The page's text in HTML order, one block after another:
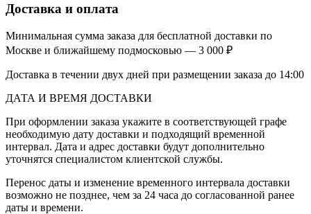
Доставка и оплата
Минимальная сумма заказа для бесплатной доставки по
Москве и ближайшему подмосковью — 3 000 ₽
Доставка в течении двух дней при размещении заказа до 14:00
ДАТА И ВРЕМЯ ДОСТАВКИ
При оформлении заказа укажите в соответствующей графе
необходимую дату доставки и подходящий временной
интервал. Дата и адрес доставки будут дополнительно
уточнятся специалистом клиентской службы.
Перенос даты и изменение временного интервала доставки
возможно не позднее, чем за 24 часа до согласованной ранее
даты и времени.